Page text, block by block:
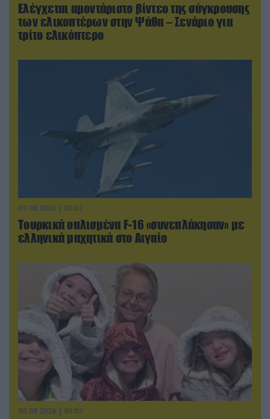
Ελέγχεται αμοντάριστο βίντεο της σύγκρουσης
των ελικοπτέρων στην Ψάθα – Σενάριο για
τρίτο ελικόπτερο
07.08.2026 | 00:02
Τουρκικά οπλισμένα F-16 «συνεπλάκησαν» με
ελληνικά μαχητικά στο Αιγαίο
06.08.2026 | 09:02